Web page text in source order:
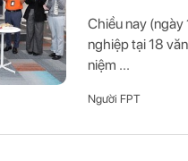
Chiều nay (ngày
nghiệp tại 18
niệm ...
Người FPT